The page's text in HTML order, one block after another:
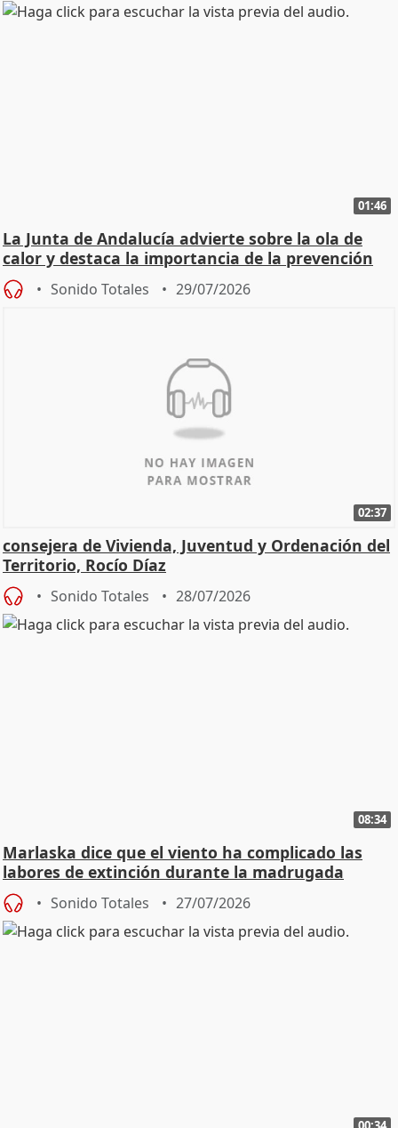
01:46
La Junta de Andalucía advierte sobre la ola de
calor y destaca la importancia de la prevención
Sonido Totales 29/07/2026
02:37
consejera de Vivienda, Juventud y Ordenación del
Territorio, Rocío Díaz
Sonido Totales 28/07/2026
08:34
Marlaska dice que el viento ha complicado las
labores de extinción durante la madrugada
Sonido Totales 27/07/2026